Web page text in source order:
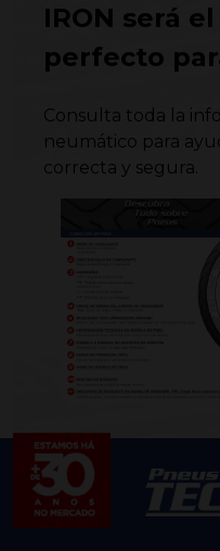
IRON será
perfecto
Consulta toda la
neumático para
correcta y segura.